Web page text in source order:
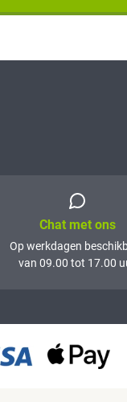
Chat met ons
Op werkdagen
van 09.00 tot 17.00